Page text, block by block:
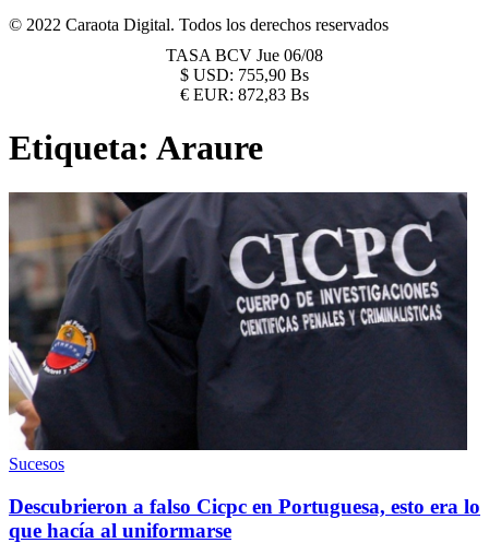
© 2022 Caraota Digital. Todos los derechos reservados
TASA BCV Jue 06/08
$ USD: 755,90 Bs
€ EUR: 872,83 Bs
Etiqueta: Araure
Sucesos
Descubrieron a falso Cicpc en Portuguesa, esto era lo
que hacía al uniformarse